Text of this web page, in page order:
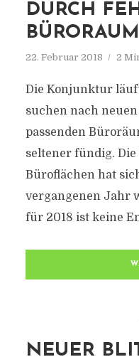
DURCH
22. Februar 2018 2
Die Konjunktur
suchen nach
passenden
seltener fündig.
Büroflächen hat
vergangenen Jahr
für 2018 ist keine
NEUER